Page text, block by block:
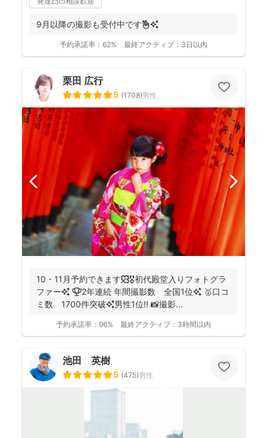
9月以降の撮影も受付中です✌️✨
予約承諾率： 62% 最終アクティブ： 3日以内
栗田 広行
5 (1708)男性
10・11月予約できます🍁🎖初代殿堂入りフォトグラ
ファー✨ 🏆2年連続 年間撮影数 全国1位✨ 🥇口コ
ミ数 1700件突破✨男性1位‼️ 📸撮影...
予約承諾率： 96% 最終アクティブ： 3時間以内
池田 英樹
5 (475)男性